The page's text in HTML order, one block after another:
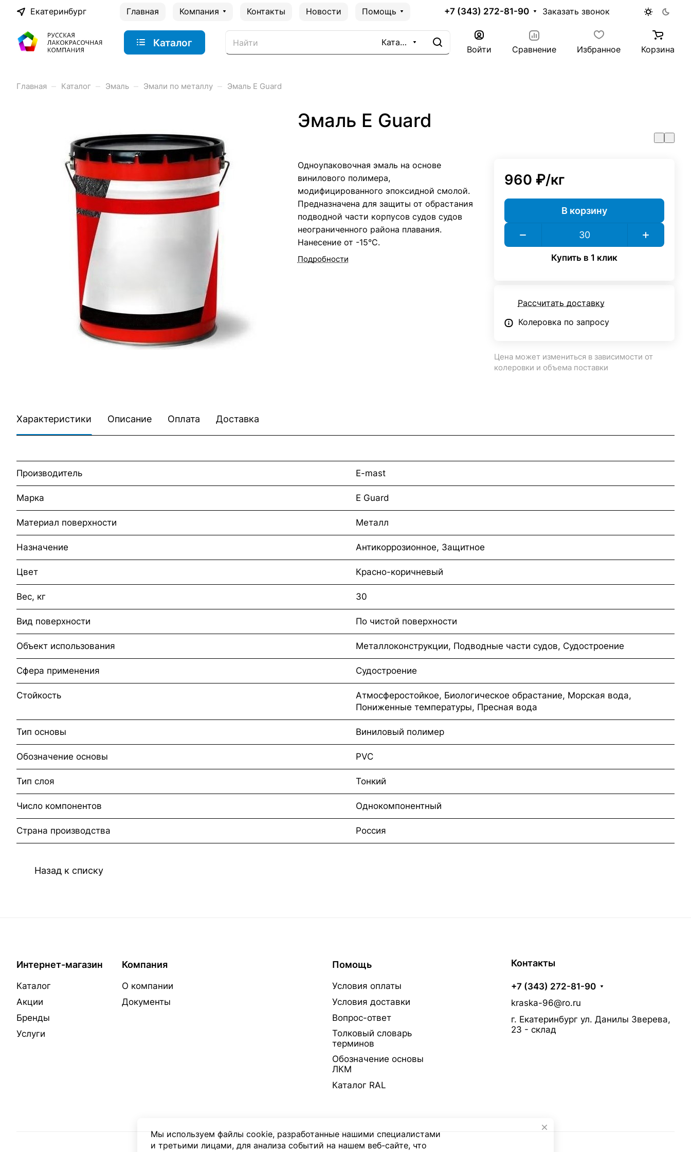
Екатеринбург Главная Компания Контакты Новости Помощь +7 (343) 272-81-90 Заказать звонок
Каталог Каталог
Войти Сравнение Избранное Корзина
Главная – Каталог – Эмаль – Эмали по металлу – Эмаль Е Guard
Эмаль Е Guard
Одноупаковочная эмаль на основе
винилового полимера,
модифицированного эпоксидной смолой.
Предназначена для защиты от обрастания
подводной части корпусов судов судов
неограниченного района плавания.
Нанесение от -15°C.
Подробности
960 ₽/кг
В корзину
Купить в 1 клик
Рассчитать доставку
Колеровка по запросу
Цена может измениться в зависимости от
колеровки и объема поставки
Характеристики Описание Оплата Доставка
Производитель E-mast
Марка Е Guard
Материал поверхности Металл
Назначение Антикоррозионное, Защитное
Цвет Красно-коричневый
Вес, кг 30
Вид поверхности По чистой поверхности
Объект использования Металлоконструкции, Подводные части судов, Судостроение
Сфера применения Судостроение
Стойкость
Атмосферостойкое, Биологическое обрастание, Морская вода,
Пониженные температуры, Пресная вода
Тип основы Виниловый полимер
Обозначение основы PVC
Тип слоя Тонкий
Число компонентов Однокомпонентный
Страна производства Россия
Назад к списку
Интернет-магазин
Каталог
Акции
Бренды
Услуги
Компания
О компании
Документы
Помощь
Условия оплаты
Условия доставки
Вопрос-ответ
Толковый словарь
терминов
Обозначение основы
ЛКМ
Каталог RAL
Контакты
+7 (343) 272-81-90
kraska-96@ro.ru
г. Екатеринбург ул. Данилы Зверева,
23 - склад
Мы используем файлы cookie, разработанные нашими специалистами
и третьими лицами, для анализа событий на нашем веб-сайте, что